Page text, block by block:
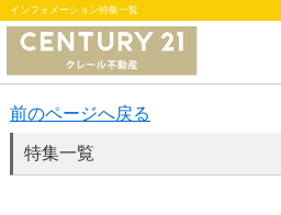
インフォメーション特集一覧
前のページへ戻る
特集一覧